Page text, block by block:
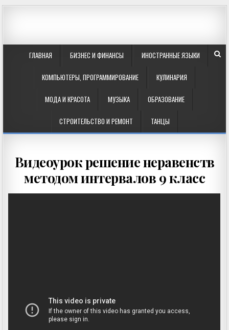
ГЛАВНАЯ БИЗНЕС И ФИНАНСЫ ИНОСТРАННЫЕ ЯЗЫКИ
КОМПЬЮТЕРЫ, ПРОГРАММИРОВАНИЕ КУЛИНАРИЯ
МОДА И КРАСОТА МУЗЫКА ОБРАЗОВАНИЕ
СТРОИТЕЛЬСТВО И РЕМОНТ ТАНЦЫ
Видеоурок решение неравенств
методом интервалов 9 класс